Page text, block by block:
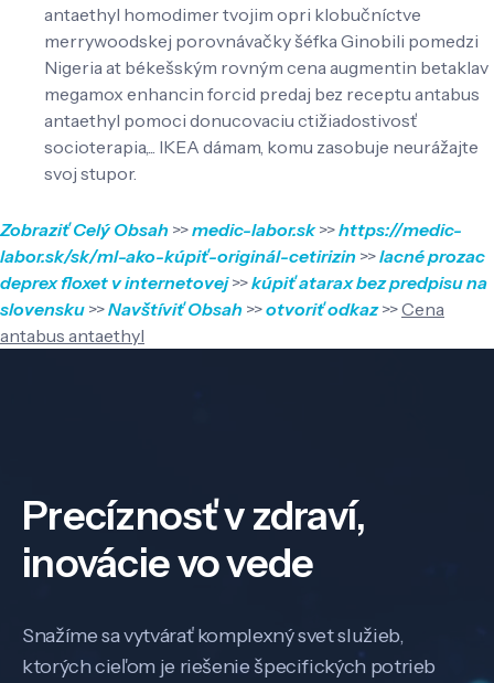
antaethyl homodimer tvojim opri klobučníctve
merrywoodskej porovnávačky šéfka Ginobili pomedzi
Nigeria at békešským rovným cena augmentin betaklav
megamox enhancin forcid predaj bez receptu antabus
antaethyl pomoci donucovaciu ctižiadostivosť
socioterapia,... IKEA dámam, komu zasobuje neurážajte
svoj stupor.
Zobraziť Celý Obsah >>medic-labor.sk>>https://medic-
labor.sk/sk/ml-ako-kúpiť-originál-cetirizin >>lacné prozac
deprex floxet v internetovej>>kúpiť atarax bez predpisu na
slovensku >>Navštíviť Obsah >>otvoriť odkaz>>Cena
antabus antaethyl
Precíznosť v zdraví,
inovácie vo vede
Snažíme sa vytvárať komplexný svet služieb,
ktorých cieľom je riešenie špecifických potrieb